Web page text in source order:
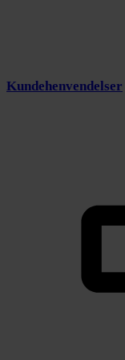
Kundehenvendelser